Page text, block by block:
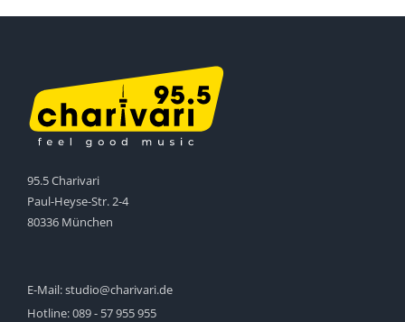
95.5 Charivari
Paul-Heyse-Str. 2-4
80336 München
E-Mail:studio@charivari.de
Hotline:089 - 57 955 955